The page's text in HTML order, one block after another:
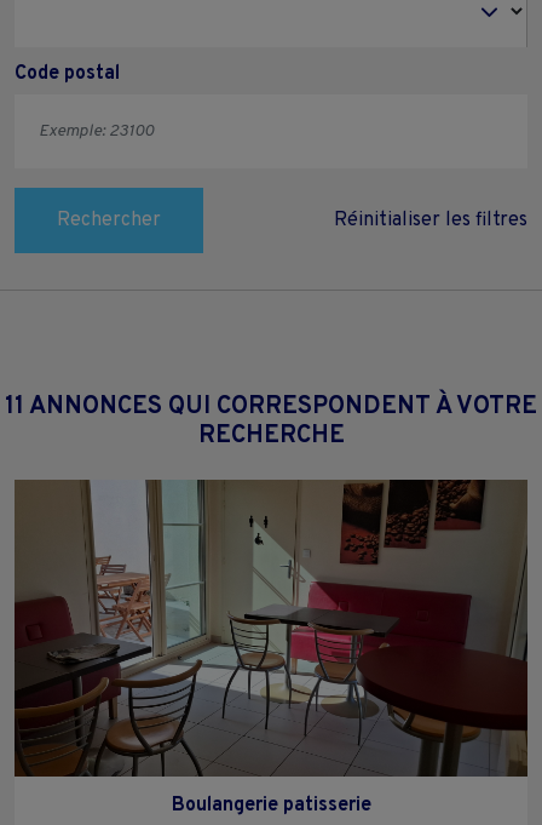
Code postal
Rechercher Réinitialiser les filtres
11 ANNONCES QUI CORRESPONDENT À VOTRE
RECHERCHE
Boulangerie patisserie